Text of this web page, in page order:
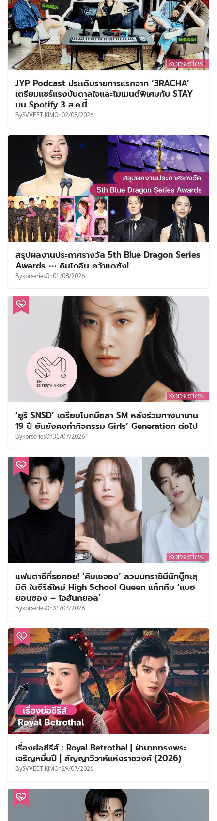
JYP Podcast ประเดิมรายการแรกจาก ‘3RACHA’
เตรียมแชร์แรงบันดาลใจและโมเมนต์พิเศษกับ STAY
บน Spotify 3 ส.ค.นี้
BySVVEET KIMOn02/08/2026
สรุปผลงานประกาศรางวัล 5th Blue Dragon Series
Awards ⋯ คิมโกอึน คว้าแดซัง!
BykorseriesOn01/08/2026
‘ยูริ SNSD’ เตรียมโบกมือลา SM หลังร่วมทางมานาน
19 ปี ยันยังคงทำกิจกรรม Girls’ Generation ต่อไป
BykorseriesOn31/07/2026
แฟนตาซีที่รอคอย! ‘คิมเซจอง’ สวมบทราชินีนักบู๊ทะลุ
มิติ ในซีรีส์ใหม่ High School Queen แท็กทีม ‘แบฮ
ยอนซอง – โจฮันกยอล’
BykorseriesOn31/07/2026
เรื่องย่อซีรีส์ : Royal Betrothal | ฝ่าบาททรงพระ
เจริญหมื่นปี | สัญญาวิวาห์แห่งราชวงศ์ (2026)
BySVVEET KIMOn29/07/2026